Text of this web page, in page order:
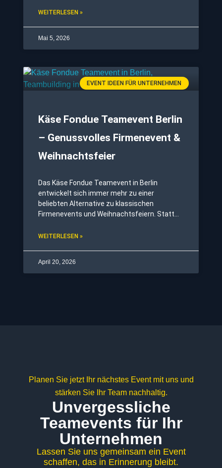
einen dynamischen Prozess, der
WEITERLESEN »
Mai 5, 2026
EVENT IDEEN FÜR UNTERNEHMEN
Käse Fondue Teamevent Berlin
– Genussvolles Firmenevent &
Weihnachtsfeier
Das Käse Fondue Teamevent in Berlin
entwickelt sich immer mehr zu einer
beliebten Alternative zu klassischen
Firmenevents und Weihnachtsfeiern. Statt
Abläufen setzen immer mehr Unternehmen
WEITERLESEN »
April 20, 2026
Planen Sie jetzt Ihr nächstes Event mit uns und
stärken Sie Ihr Team nachhaltig.
Unvergessliche
Teamevents für Ihr
Unternehmen
Lassen Sie uns gemeinsam ein Event
schaffen, das in Erinnerung bleibt.